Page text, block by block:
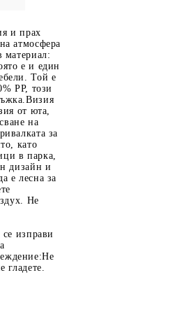
и прах
атмосфера
материал:
е и един
Той е
PP, този
от юта,
на
за
като
в парка,
дизайн и
е лесна за
Не
изправи